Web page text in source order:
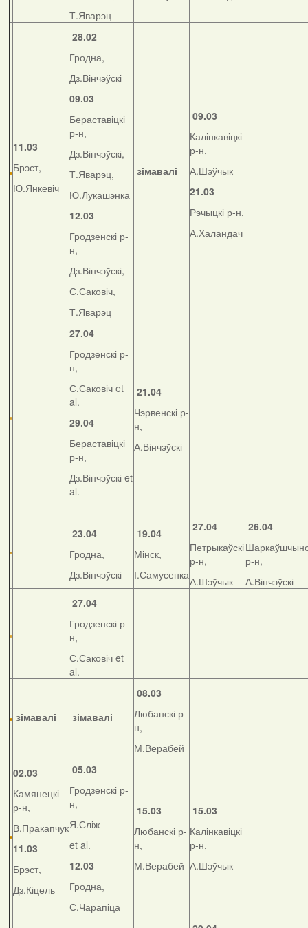
Т.Яварэц
11.03
Брэст,
Ю.Янкевіч
28.02
Гродна,
Дз.Вінчэўскі
09.03
Бераставіцкі
р-н,
Дз.Вінчэўскі,
Т.Яварэц,
Ю.Лукашэнка
12.03
Гродзенскі р-
н,
Дз.Вінчэўскі,
С.Саковіч,
Т.Яварэц
зімавалі
09.03
Калінкавіцкі
р-н,
А.Шэўчык
21.03
Рэчыцкі р-н,
А.Халандач
27.04
Гродзенскі р-
н,
С.Саковіч et
al.
29.04
Бераставіцкі
р-н,
Дз.Вінчэўскі et
al.
21.04
Чэрвенскі р-
н,
А.Вінчэўскі
23.04
Гродна,
Дз.Вінчэўскі
19.04
Мінск,
І.Самусенка
27.04
Петрыкаўскі
р-н,
А.Шэўчык
26.04
р-н,
А.Вінчэўскі
27.04
Гродзенскі р-
н,
С.Саковіч et
al.
зімавалі зімавалі
08.03
Любанскі р-
н,
М.Верабей
02.03
Камянецкі
р-н,
В.Пракапчук
11.03
Брэст,
Дз.Кіцель
05.03
Гродзенскі р-
н,
Я.Сліж
et al.
12.03
Гродна,
С.Чарапіца
15.03
Любанскі р-
н,
М.Верабей
15.03
Калінкавіцкі
р-н,
А.Шэўчык